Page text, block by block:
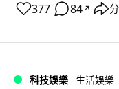
377 84 ↗
科技娛樂 生活娛樂